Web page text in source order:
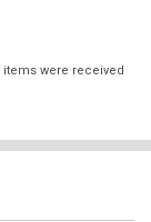
items were received